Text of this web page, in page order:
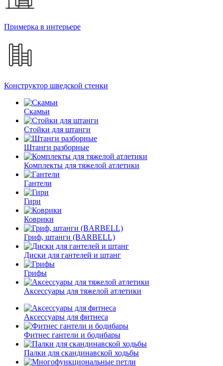
Примерка в интерьере
Конструктор шведской стенки
Скамьи
Стойки для штанги
Штанги разборные
Комплекты для тяжелой атлетики
Гантели
Гири
Коврики
Гриф, штанги (BARBELL)
Диски для гантелей и штанг
Грифы
Аксессуары для тяжелой атлетики
Аксессуары для фитнеса
Фитнес гантели и бодибары
Палки для скандинавской ходьбы